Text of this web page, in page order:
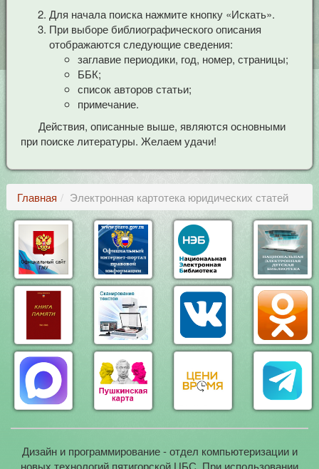
Для начала поиска нажмите кнопку «Искать».
При выборе библиографического описания
отображаются следующие сведения:
заглавие периодики, год, номер, страницы;
ББК;
список авторов статьи;
примечание.
Действия, описанные выше, являются основными
при поиске литературы. Желаем удачи!
Главная Электронная картотека юридических статей
Дизайн и программирование - отдел компьютеризации и